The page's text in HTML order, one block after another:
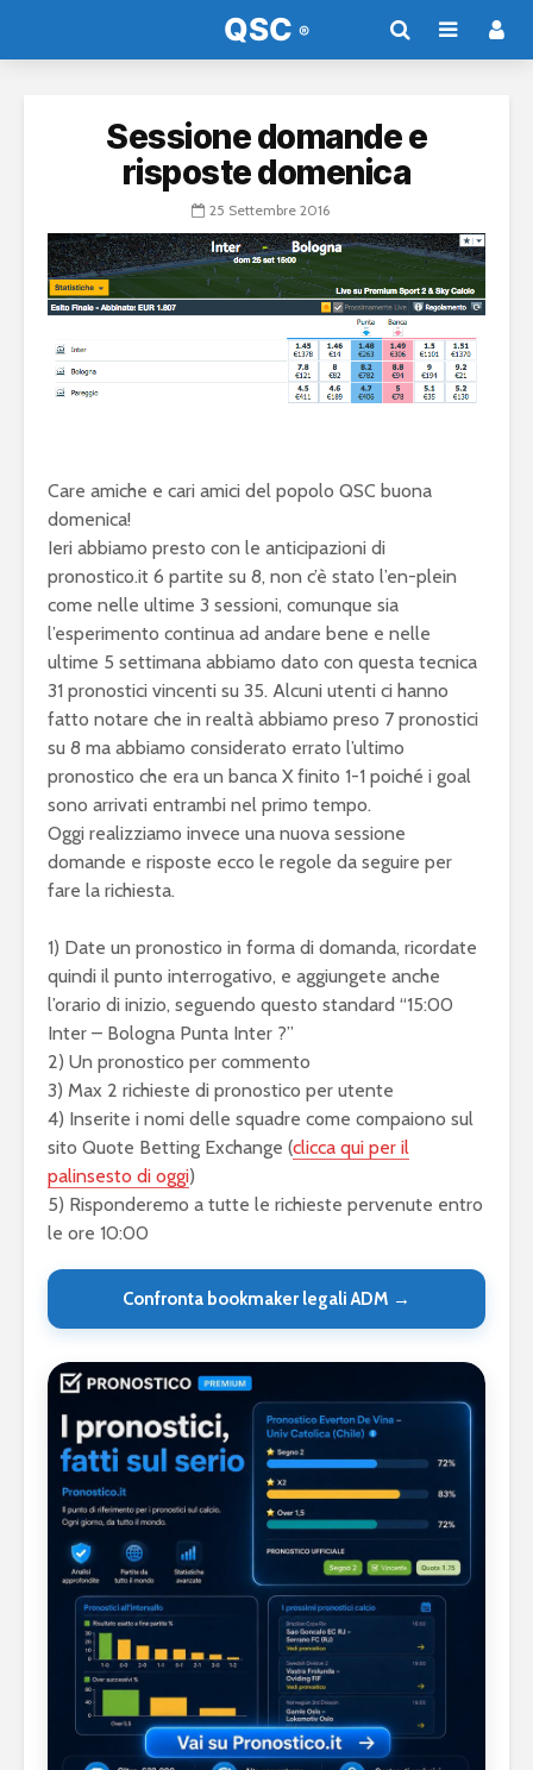
Sessione domande e
risposte domenica
25 Settembre 2016
Care amiche e cari amici del popolo QSC buona
domenica!
Ieri abbiamo presto con le anticipazioni di
pronostico.it 6 partite su 8, non c’è stato l’en-plein
come nelle ultime 3 sessioni, comunque sia
l’esperimento continua ad andare bene e nelle
ultime 5 settimana abbiamo dato con questa tecnica
31 pronostici vincenti su 35. Alcuni utenti ci hanno
fatto notare che in realtà abbiamo preso 7 pronostici
su 8 ma abbiamo considerato errato l’ultimo
pronostico che era un banca X finito 1-1 poiché i goal
sono arrivati entrambi nel primo tempo.
Oggi realizziamo invece una nuova sessione
domande e risposte ecco le regole da seguire per
fare la richiesta.
1) Date un pronostico in forma di domanda, ricordate
quindi il punto interrogativo, e aggiungete anche
l’orario di inizio, seguendo questo standard “15:00
Inter – Bologna Punta Inter ?”
2) Un pronostico per commento
3) Max 2 richieste di pronostico per utente
4) Inserite i nomi delle squadre come compaiono sul
sito Quote Betting Exchange (clicca qui per il
palinsesto di oggi)
5) Risponderemo a tutte le richieste pervenute entro
le ore 10:00
Confronta bookmaker legali ADM →